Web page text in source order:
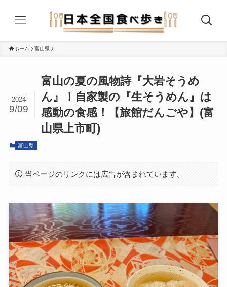
ホーム 富山県
富山の夏の風物詩『大岩そうめ
ん』！自家製の『生そうめん』は
感動の食感！【旅館だんごや】(富
山県上市町)
2024
9/09
富山県
当ページのリンクには広告が含まれています。